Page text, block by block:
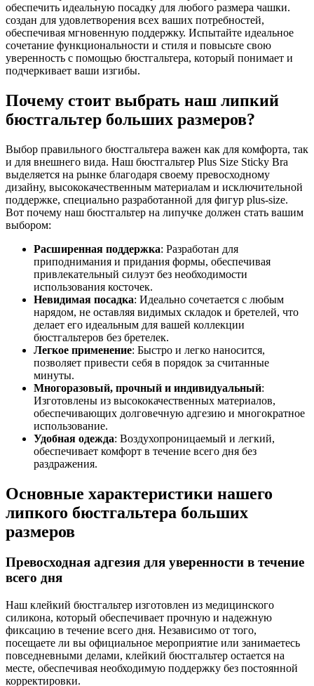
обеспечить идеальную посадку для любого размера чашки.
создан для удовлетворения всех ваших потребностей,
обеспечивая мгновенную поддержку. Испытайте идеальное
сочетание функциональности и стиля и повысьте свою
уверенность с помощью бюстгальтера, который понимает и
подчеркивает ваши изгибы.
Почему стоит выбрать наш липкий
бюстгальтер больших размеров?
Выбор правильного бюстгальтера важен как для комфорта, так
и для внешнего вида. Наш бюстгальтер Plus Size Sticky Bra
выделяется на рынке благодаря своему превосходному
дизайну, высококачественным материалам и исключительной
поддержке, специально разработанной для фигур plus-size.
Вот почему наш бюстгальтер на липучке должен стать вашим
выбором:
Расширенная поддержка: Разработан для
приподнимания и придания формы, обеспечивая
привлекательный силуэт без необходимости
использования косточек.
Невидимая посадка: Идеально сочетается с любым
нарядом, не оставляя видимых складок и бретелей, что
делает его идеальным для вашей коллекции
бюстгальтеров без бретелек.
Легкое применение: Быстро и легко наносится,
позволяет привести себя в порядок за считанные
минуты.
Многоразовый, прочный и индивидуальный:
Изготовлены из высококачественных материалов,
обеспечивающих долговечную адгезию и многократное
использование.
Удобная одежда: Воздухопроницаемый и легкий,
обеспечивает комфорт в течение всего дня без
раздражения.
Основные характеристики нашего
липкого бюстгальтера больших
размеров
Превосходная адгезия для уверенности в течение
всего дня
Наш клейкий бюстгальтер изготовлен из медицинского
силикона, который обеспечивает прочную и надежную
фиксацию в течение всего дня. Независимо от того,
посещаете ли вы официальное мероприятие или занимаетесь
повседневными делами, клейкий бюстгальтер остается на
месте, обеспечивая необходимую поддержку без постоянной
корректировки.